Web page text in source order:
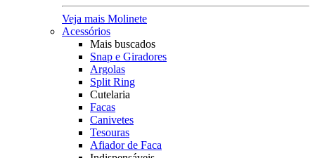
Veja mais Molinete
Acessórios
Mais buscados
Snap e Giradores
Argolas
Split Ring
Cutelaria
Facas
Canivetes
Tesouras
Afiador de Faca